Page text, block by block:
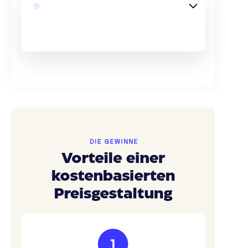
DIE GEWINNE
Vorteile einer
kostenbasierten
Preisgestaltung
1